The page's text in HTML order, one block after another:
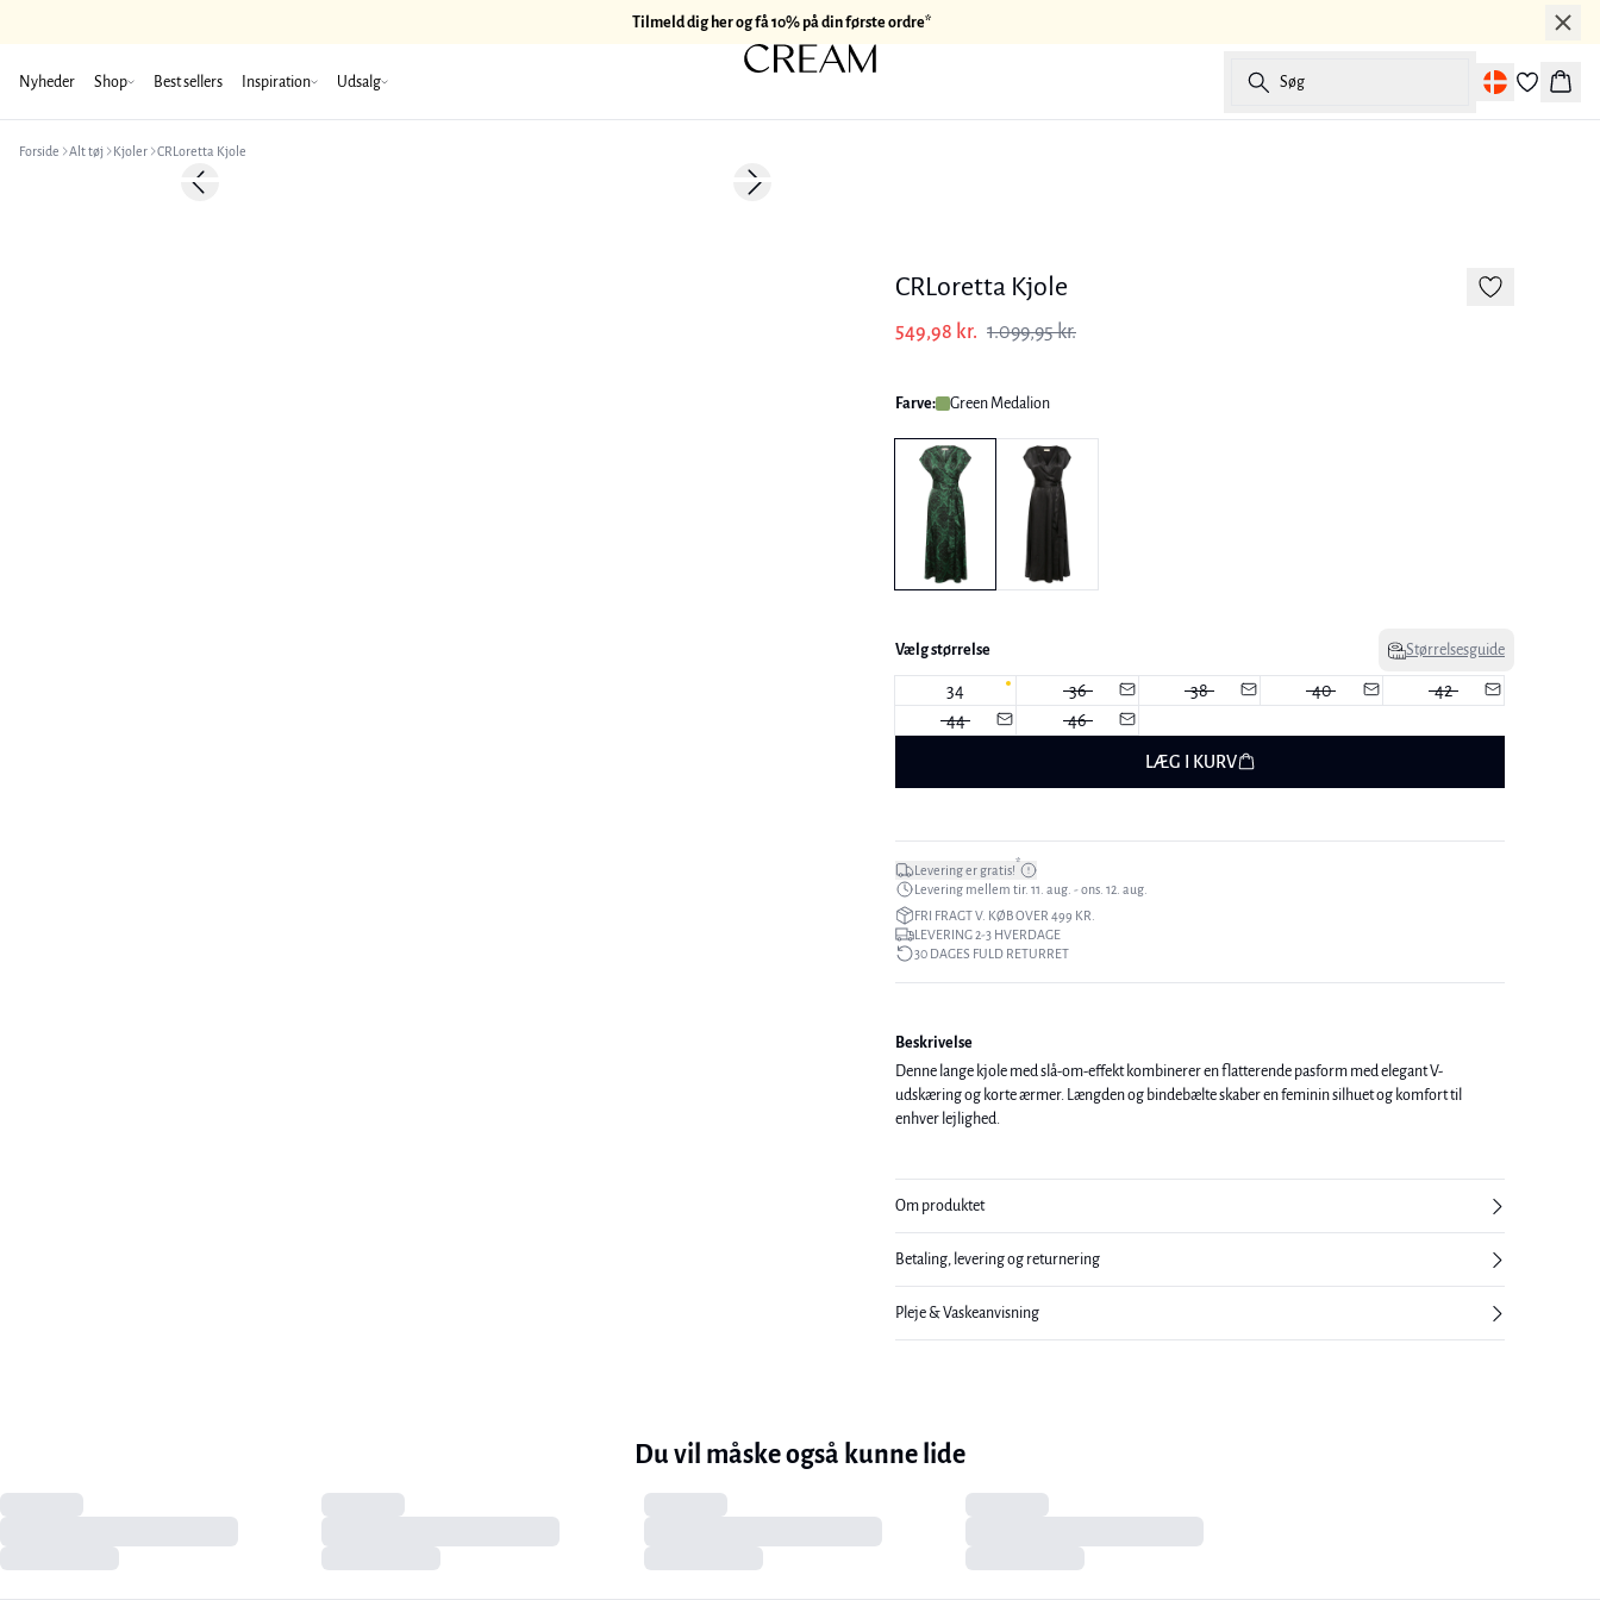
Tilmeld dig her og få 10% på din første ordre*
Nyheder Shop Best sellers Inspiration Udsalg Søg
Kurv
Forside Alt tøj Kjoler CRLoretta Kjole
-50%Previous slide Next slide
CRLoretta Kjole
549,98 kr. 1.099,95 kr.
Farve: Green Medalion
Vælg størrelse Størrelsesguide
34 36 38 40
42
44
46
LÆG I KURV
Levering er gratis!*
Levering mellem tir. 11. aug. - ons. 12. aug.
FRI FRAGT V. KØB OVER 499 KR.
LEVERING 2-3 HVERDAGE
30 DAGES FULD RETURRET
Beskrivelse
Denne lange kjole med slå-om-effekt kombinerer en flatterende pasform med elegant V-
udskæring og korte ærmer. Længden og bindebælte skaber en feminin silhuet og komfort til
enhver lejlighed.
Om produktet
Betaling, levering og returnering
Pleje & Vaskeanvisning
Du vil måske også kunne lide